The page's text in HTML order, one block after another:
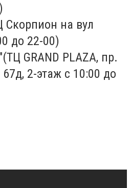
Скорпион на вул
до 22-00)
GRAND PLAZA, пр.
2-этаж с 10:00 до